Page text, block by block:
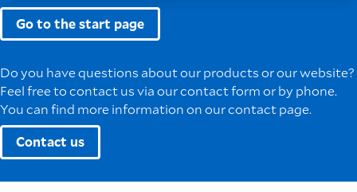
Go to the start page
Do you have questions about our products or our website?
Feel free to contact us via our contact form or by phone.
You can find more information on our contact page.
Contact us